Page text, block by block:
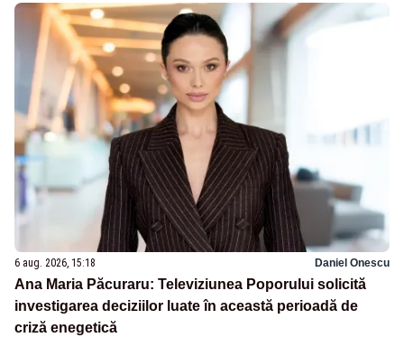
6 aug. 2026, 15:18 Daniel Onescu
Ana Maria Păcuraru: Televiziunea Poporului solicită
investigarea deciziilor luate în această perioadă de
criză enegetică